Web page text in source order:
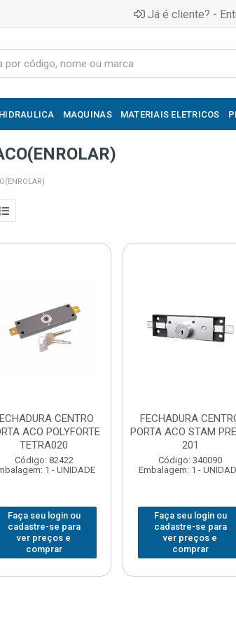
Já é cliente? -
MAQUINAS MATERIAIS ELETRICOS
CENTRO
ACO POLYFORTE
TETRA020
Código: 82422
1 - UNIDADE
Faça seu login ou
cadastre-se para
ver preços e
comprar
FECHADURA
PORTA ACO STAM
201
Código: 340090
Embalagem: 1 -
Faça seu login ou
cadastre-se para
ver preços e
comprar